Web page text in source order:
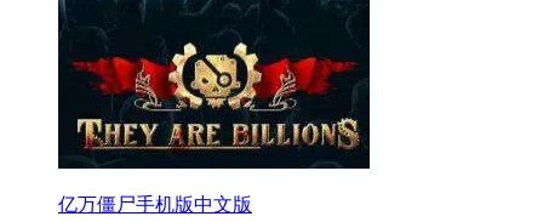
亿万僵尸手机版中文版